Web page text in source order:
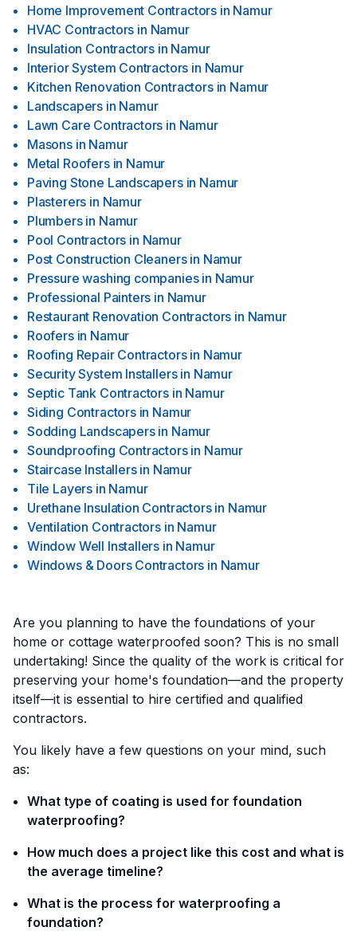
Home Improvement Contractors in Namur
HVAC Contractors in Namur
Insulation Contractors in Namur
Interior System Contractors in Namur
Kitchen Renovation Contractors in Namur
Landscapers in Namur
Lawn Care Contractors in Namur
Masons in Namur
Metal Roofers in Namur
Paving Stone Landscapers in Namur
Plasterers in Namur
Plumbers in Namur
Pool Contractors in Namur
Post Construction Cleaners in Namur
Pressure washing companies in Namur
Professional Painters in Namur
Restaurant Renovation Contractors in Namur
Roofers in Namur
Roofing Repair Contractors in Namur
Security System Installers in Namur
Septic Tank Contractors in Namur
Siding Contractors in Namur
Sodding Landscapers in Namur
Soundproofing Contractors in Namur
Staircase Installers in Namur
Tile Layers in Namur
Urethane Insulation Contractors in Namur
Ventilation Contractors in Namur
Window Well Installers in Namur
Windows & Doors Contractors in Namur
Are you planning to have the foundations of your
home or cottage waterproofed soon? This is no small
undertaking! Since the quality of the work is critical for
preserving your home's foundation—and the property
itself—it is essential to hire certified and qualified
contractors.
You likely have a few questions on your mind, such
as:
What type of coating is used for foundation
waterproofing?
How much does a project like this cost and what is
the average timeline?
What is the process for waterproofing a
foundation?